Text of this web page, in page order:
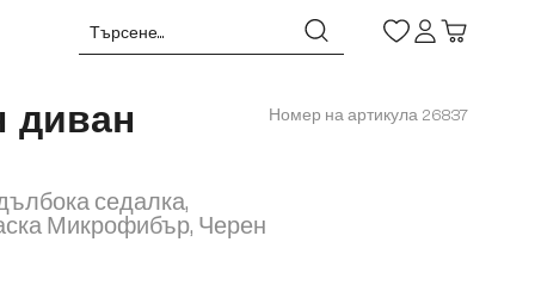
диван
седалка,
Микрофибър, Черен
Номер на артикула 26837